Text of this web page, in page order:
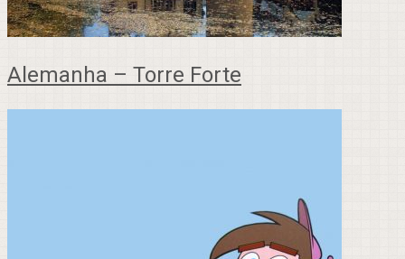
Alemanha – Torre Forte